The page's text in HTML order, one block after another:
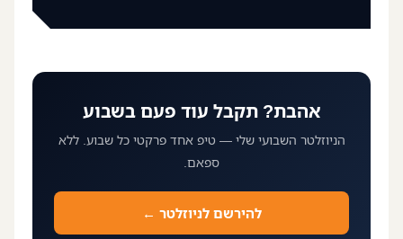
אהבת? תקבל עוד פעם בשבוע
הניוזלטר השבועי שלי — טיפ אחד פרקטי כל שבוע. ללא
ספאם.
להירשם לניוזלטר ←